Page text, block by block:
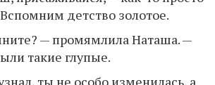
детство золотое.
— промямлила Наташа. —
такие глупые.
ты не особо изменилась, а